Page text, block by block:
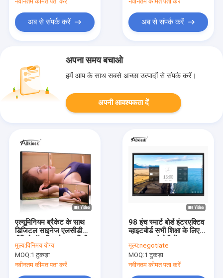
अब से संपर्क करें अब से संपर्क करें
अपना समय बचाओ
हमें आप के साथ सबसे अच्छा उत्पादों से संपर्क करें।
अपनी आवश्यकता दें
एल्यूमिनियम ब्रैकेट के साथ
डिजिटल साइनेज एलसीडी
बेज़ल एफएचडी 46 इंच
मूल्य:विनिमय योग्य
MOQ:1 टुकड़ा
नवीनतम कीमत पता करें
98 इंच स्मार्ट बोर्ड इंटरएक्टिव
व्हाइटबोर्ड सभी शिक्षा के लिए
मूल्य:negotiate
MOQ:1 टुकड़ा
नवीनतम कीमत पता करें